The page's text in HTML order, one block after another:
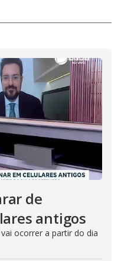
de
antigos
ocorrer a partir do dia